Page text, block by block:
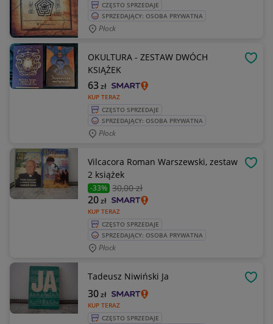
CZĘSTO SPRZEDAJE
SPRZEDAJĄCY: OSOBA PRYWATNA
Płock
OKULTURA - ZESTAW DWÓCH
KSIĄŻEK
KUP TERAZ
63zł
CZĘSTO SPRZEDAJE
SPRZEDAJĄCY: OSOBA PRYWATNA
Płock
Vilcacora Roman Warszewski, zestaw
2 książek
-33% 30,00 zł
KUP TERAZ
20zł
CZĘSTO SPRZEDAJE
SPRZEDAJĄCY: OSOBA PRYWATNA
Płock
Tadeusz Niwiński Ja
KUP TERAZ
30zł
CZĘSTO SPRZEDAJE